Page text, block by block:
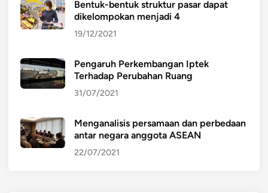
Bentuk-bentuk struktur pasar dapat
dikelompokan menjadi 4
19/12/2021
Pengaruh Perkembangan Iptek
Terhadap Perubahan Ruang
31/07/2021
Menganalisis persamaan dan perbedaan
antar negara anggota ASEAN
22/07/2021